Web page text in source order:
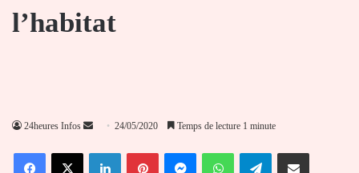
l’habitat
24heures Infos
Envoyer
courriel
24/05/2020 Temps de lecture 1 minute
FacebookX LinkedinPinterestMessengerWhatsAppTelegramPartager par email